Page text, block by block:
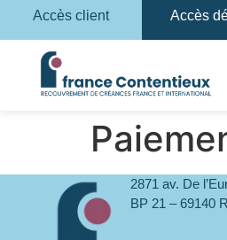
Accès client Accès
2871 av. De
BP 21 – 69140